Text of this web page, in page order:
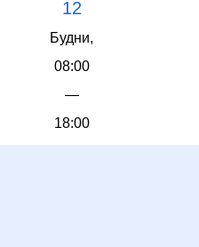
12
Будни,
08:00
—
18:00